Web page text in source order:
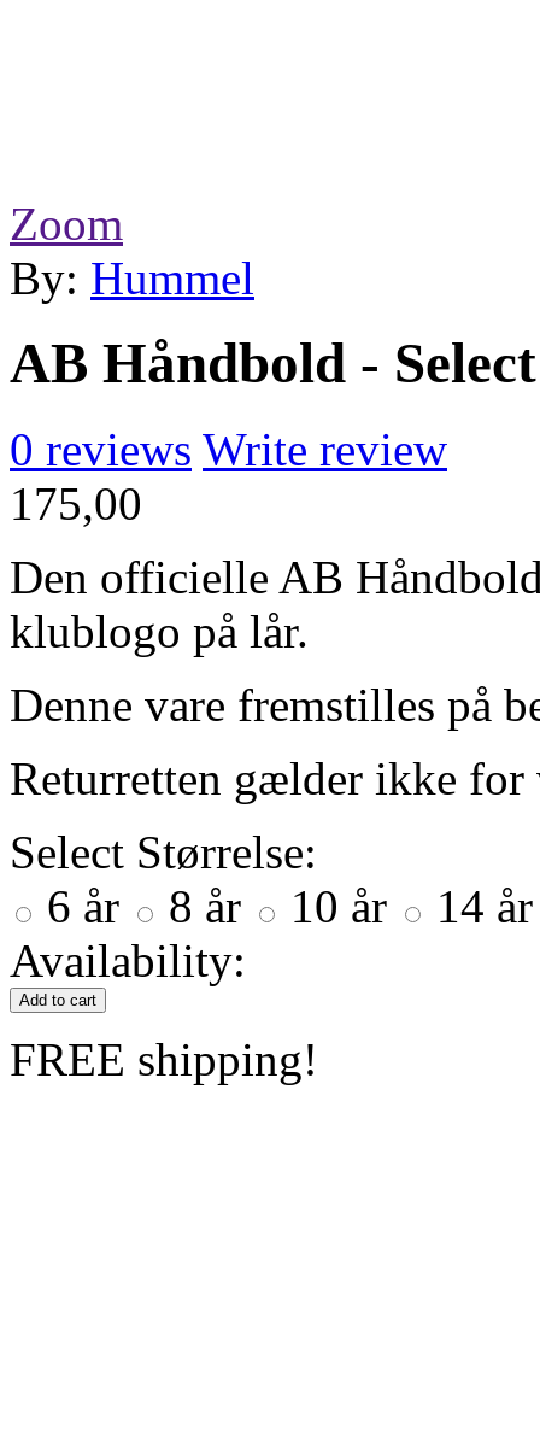
Zoom
By: Hummel
AB Håndbold -
0 reviews Write review
175,00
Den officielle AB
klublogo på lår.
Denne vare fremstilles på
Returretten gælder ikke
Select Størrelse:
6 år
8 år 10 år
14 år
Availability:
Add to cart
FREE shipping!